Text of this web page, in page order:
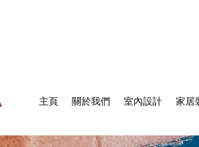
主頁 關於我們 室內設計 家居